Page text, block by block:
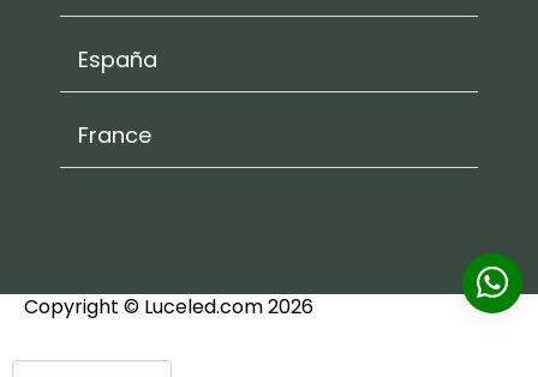
España
France
Copyright © Luceled.com 2026